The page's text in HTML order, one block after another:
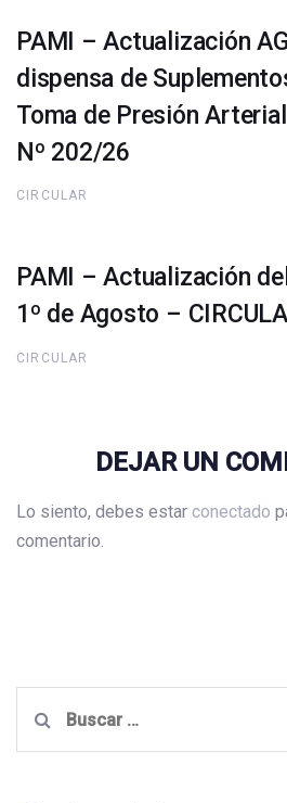
PAMI – Actualización
dispensa de
Toma de Presión
Nº 202/26
CIRCULAR
PAMI – Actualización
1º de Agosto –
CIRCULAR
DEJAR UN
Lo siento, debes estar conectado
comentario.